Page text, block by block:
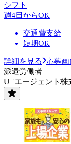
シフト
週4日からOK
交通費支給
短期OK
詳細を見る
応募画
派遣労働者
UTエージェント株